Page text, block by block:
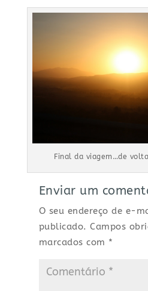
Final da viagem…de
Enviar um
O seu endereço de e-
publicado. Campos
marcados com *